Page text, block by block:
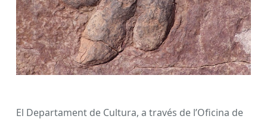
El Departament de Cultura, a través de l’Oficina de